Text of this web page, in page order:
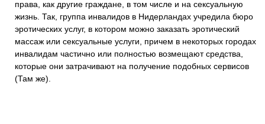
права, как другие граждане, в том числе и на сексуальную
жизнь. Так, группа инвалидов в Нидерландах учредила бюро
эротических услуг, в котором можно заказать эротический
массаж или сексуальные услуги, причем в некоторых городах
инвалидам частично или полностью возмещают средства,
которые они затрачивают на получение подобных сервисов
(Там же).